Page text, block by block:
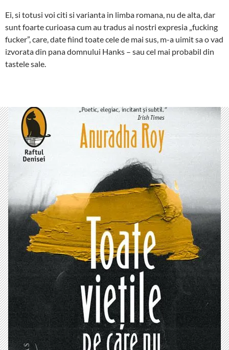
Ei, si totusi voi citi si varianta in limba romana, nu de alta, dar
sunt foarte curioasa cum au tradus ai nostri expresia „fucking
fucker”, care, date fiind toate cele de mai sus, m-a uimit sa o vad
izvorata din pana domnului Hanks – sau cel mai probabil din
tastele sale.